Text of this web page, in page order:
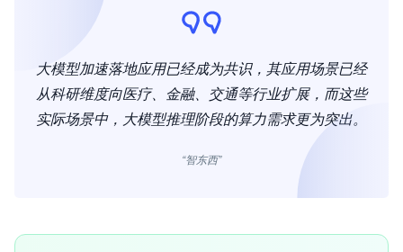
大模型加速落地应用已经成为共识，其应用场景已经
从科研维度向医疗、金融、交通等行业扩展，而这些
实际场景中，大模型推理阶段的算力需求更为突出。
“智东西”